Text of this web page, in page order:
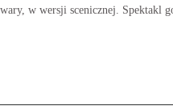
w wersji scenicznej. Spektakl